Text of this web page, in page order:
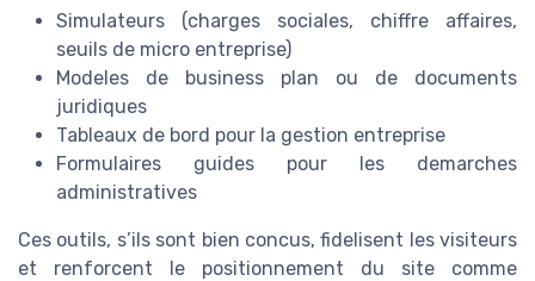
Simulateurs (charges sociales, chiffre affaires,
seuils de micro entreprise)
Modeles de business plan ou de documents
juridiques
Tableaux de bord pour la gestion entreprise
Formulaires guides pour les demarches
administratives
Ces outils, s’ils sont bien concus, fidelisent les visiteurs
et renforcent le positionnement du site comme